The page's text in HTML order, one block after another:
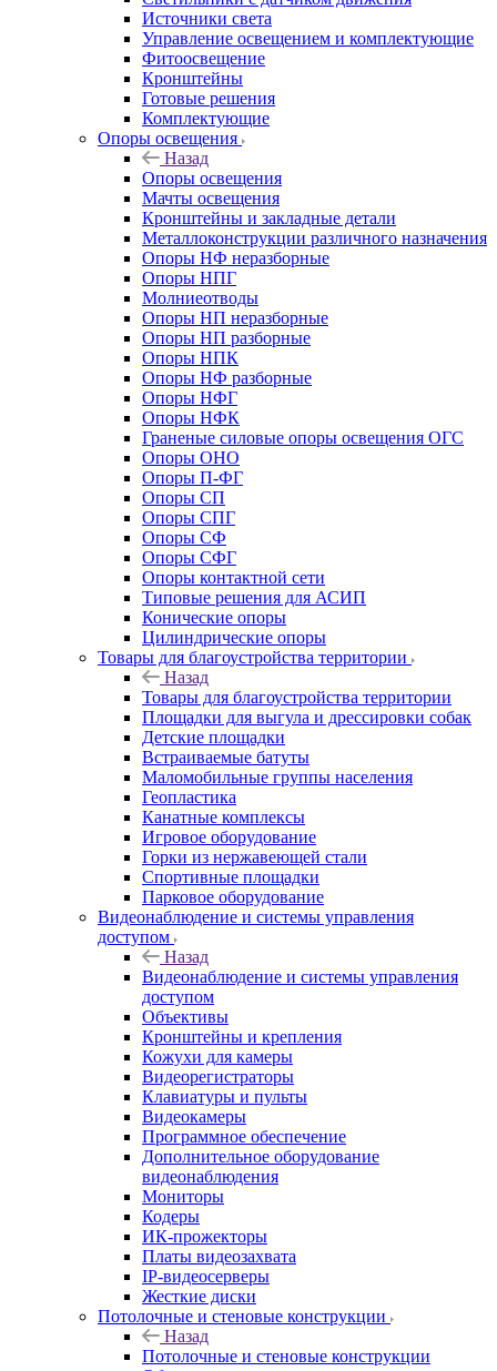
Источники света
Управление освещением и комплектующие
Фитоосвещение
Кронштейны
Готовые решения
Комплектующие
Опоры освещения
Назад
Опоры освещения
Мачты освещения
Кронштейны и закладные детали
Металлоконструкции различного назначения
Опоры НФ неразборные
Опоры НПГ
Молниеотводы
Опоры НП неразборные
Опоры НП разборные
Опоры НПК
Опоры НФ разборные
Опоры НФГ
Опоры НФК
Граненые силовые опоры освещения ОГС
Опоры ОНО
Опоры П-ФГ
Опоры СП
Опоры СПГ
Опоры СФ
Опоры СФГ
Опоры контактной сети
Типовые решения для АСИП
Конические опоры
Цилиндрические опоры
Товары для благоустройства территории
Назад
Товары для благоустройства территории
Площадки для выгула и дрессировки собак
Детские площадки
Встраиваемые батуты
Маломобильные группы населения
Геопластика
Канатные комплексы
Игровое оборудование
Горки из нержавеющей стали
Спортивные площадки
Парковое оборудование
Видеонаблюдение и системы управления
доступом
Назад
Видеонаблюдение и системы управления
доступом
Объективы
Кронштейны и крепления
Кожухи для камеры
Видеорегистраторы
Клавиатуры и пульты
Видеокамеры
Программное обеспечение
Дополнительное оборудование
видеонаблюдения
Мониторы
Кодеры
ИК-прожекторы
Платы видеозахвата
IP-видеосерверы
Жесткие диски
Потолочные и стеновые конструкции
Назад
Потолочные и стеновые конструкции